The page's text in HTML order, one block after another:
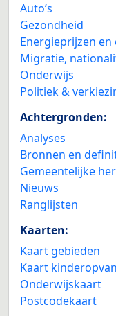
Auto’s
Gezondheid
Energieprijzen
Migratie,
Onderwijs
Politiek &
Achtergronden:
Analyses
Bronnen en
Gemeentelijke
Nieuws
Ranglijsten
Kaarten:
Kaart gebieden
Kaart
Onderwijskaart
Postcodekaart